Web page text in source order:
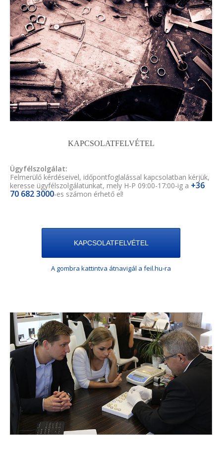
KAPCSOLATFELVÉTEL
Ügyfélszolgálat:
Felmerülő kérdéseivel, időpontfoglalással kapcsolatban kérjük,
keresse ügyfélszolgálatunkat, mely H-P 09:00-17:00-ig a +36
70 682 3000-es számon érhető el!
KAPCSOLATFELVÉTEL
A gombra kattintva átnavigál a feil.hu-ra